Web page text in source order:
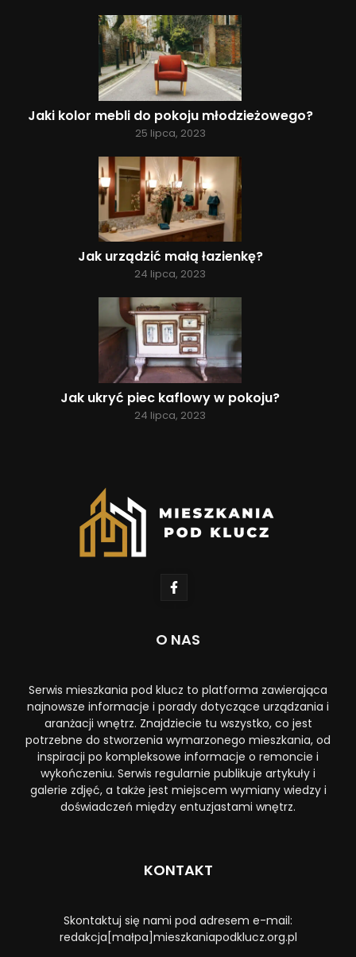
Jaki kolor mebli do pokoju młodzieżowego?
25 lipca, 2023
Jak urządzić małą łazienkę?
24 lipca, 2023
Jak ukryć piec kaflowy w pokoju?
24 lipca, 2023
O NAS
Serwis mieszkania pod klucz to platforma zawierająca
najnowsze informacje i porady dotyczące urządzania i
aranżacji wnętrz. Znajdziecie tu wszystko, co jest
potrzebne do stworzenia wymarzonego mieszkania, od
inspiracji po kompleksowe informacje o remoncie i
wykończeniu. Serwis regularnie publikuje artykuły i
galerie zdjęć, a także jest miejscem wymiany wiedzy i
doświadczeń między entuzjastami wnętrz.
KONTAKT
Skontaktuj się nami pod adresem e-mail:
redakcja[małpa]mieszkaniapodklucz.org.pl